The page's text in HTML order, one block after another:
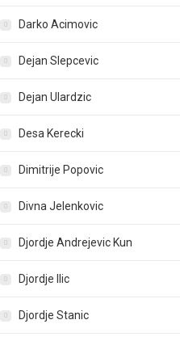
Darko Acimovic
Dejan Slepcevic
Dejan Ulardzic
Desa Kerecki
Dimitrije Popovic
Divna Jelenkovic
Djordje Andrejevic Kun
Djordje Ilic
Djordje Stanic